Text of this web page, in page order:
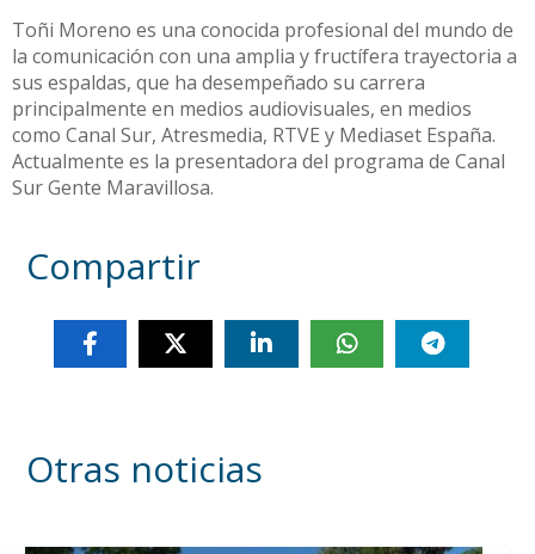
Toñi Moreno es una conocida profesional del mundo de
la comunicación con una amplia y fructífera trayectoria a
sus espaldas, que ha desempeñado su carrera
principalmente en medios audiovisuales, en medios
como Canal Sur, Atresmedia, RTVE y Mediaset España.
Actualmente es la presentadora del programa de Canal
Sur Gente Maravillosa.
Compartir
Otras noticias